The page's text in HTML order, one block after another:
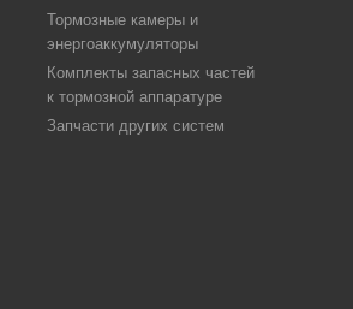
Тормозные камеры и
энергоаккумуляторы
Комплекты запасных частей
к тормозной аппаратуре
Запчасти других систем